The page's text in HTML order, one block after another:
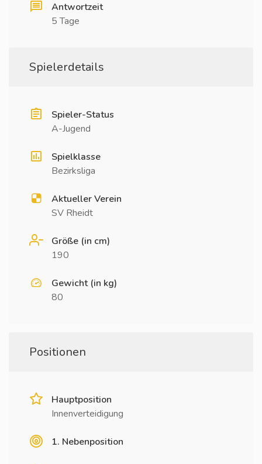
Antwortzeit
5 Tage
Spielerdetails
Spieler-Status
A-Jugend
Spielklasse
Bezirksliga
Aktueller Verein
SV Rheidt
Größe (in cm)
190
Gewicht (in kg)
80
Positionen
Hauptposition
Innenverteidigung
1. Nebenposition